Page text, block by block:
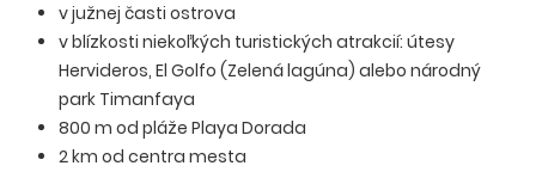
v južnej časti ostrova
v blízkosti niekoľkých turistických atrakcií: útesy
Hervideros, El Golfo (Zelená lagúna) alebo národný
park Timanfaya
800 m od pláže Playa Dorada
2 km od centra mesta